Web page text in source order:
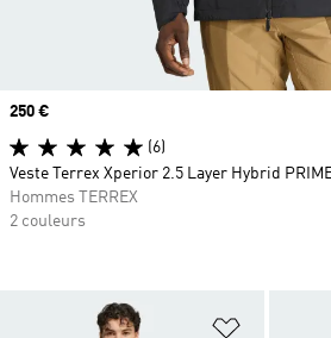
Ajouter
Prix
250 €
(6)
Veste Terrex Xperior 2.5 Layer Hybrid
Hommes TERREX
2 couleurs